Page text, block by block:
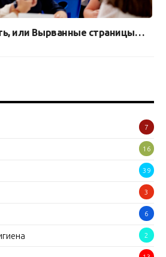
или Вырванные страницы…
7
16
39
3
6
2